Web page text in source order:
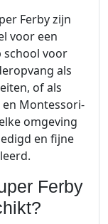
Ferby zijn
voor een
voor
als
of als
Montessori-
omgeving
en fijne
Ferby